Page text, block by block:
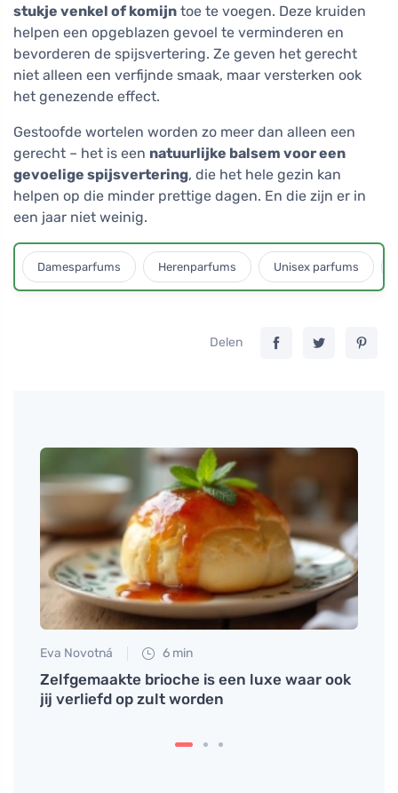
stukje venkel of komijn toe te voegen. Deze kruiden
helpen een opgeblazen gevoel te verminderen en
bevorderen de spijsvertering. Ze geven het gerecht
niet alleen een verfijnde smaak, maar versterken ook
het genezende effect.
Gestoofde wortelen worden zo meer dan alleen een
gerecht – het is een natuurlijke balsem voor een
gevoelige spijsvertering, die het hele gezin kan
helpen op die minder prettige dagen. En die zijn er in
een jaar niet weinig.
Damesparfums Herenparfums Unisex parfums
Delen
Eva Novotná 6 min
Zelfgemaakte brioche is een luxe waar ook
jij verliefd op zult worden